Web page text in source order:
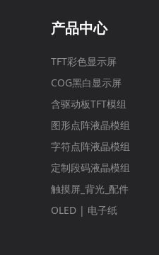
产品中心
TFT彩色显示屏
COG黑白显示屏
含驱动板TFT模组
图形点阵液晶模组
字符点阵液晶模组
定制段码液晶模组
触摸屏_背光_配件
OLED | 电子纸